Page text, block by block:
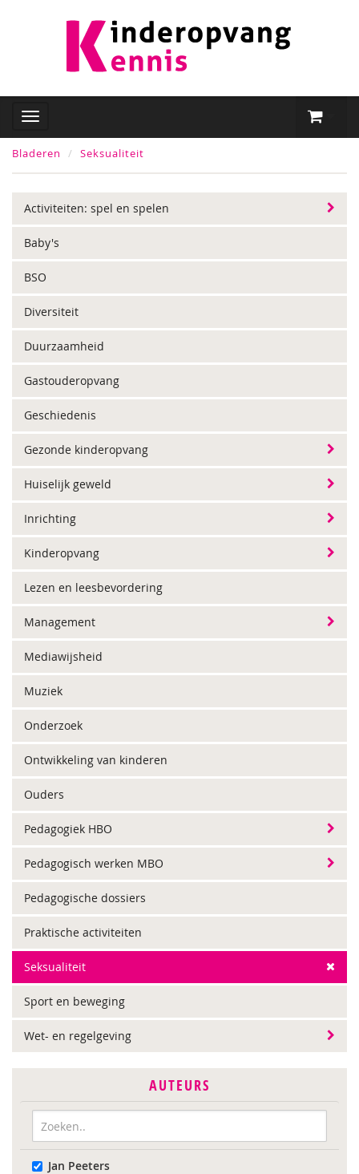
Bladeren Seksualiteit
Activiteiten: spel en spelen
Baby's
BSO
Diversiteit
Duurzaamheid
Gastouderopvang
Geschiedenis
Gezonde kinderopvang
Huiselijk geweld
Inrichting
Kinderopvang
Lezen en leesbevordering
Management
Mediawijsheid
Muziek
Onderzoek
Ontwikkeling van kinderen
Ouders
Pedagogiek HBO
Pedagogisch werken MBO
Pedagogische dossiers
Praktische activiteiten
Seksualiteit
Sport en beweging
Wet- en regelgeving
AUTEURS
Jan Peeters